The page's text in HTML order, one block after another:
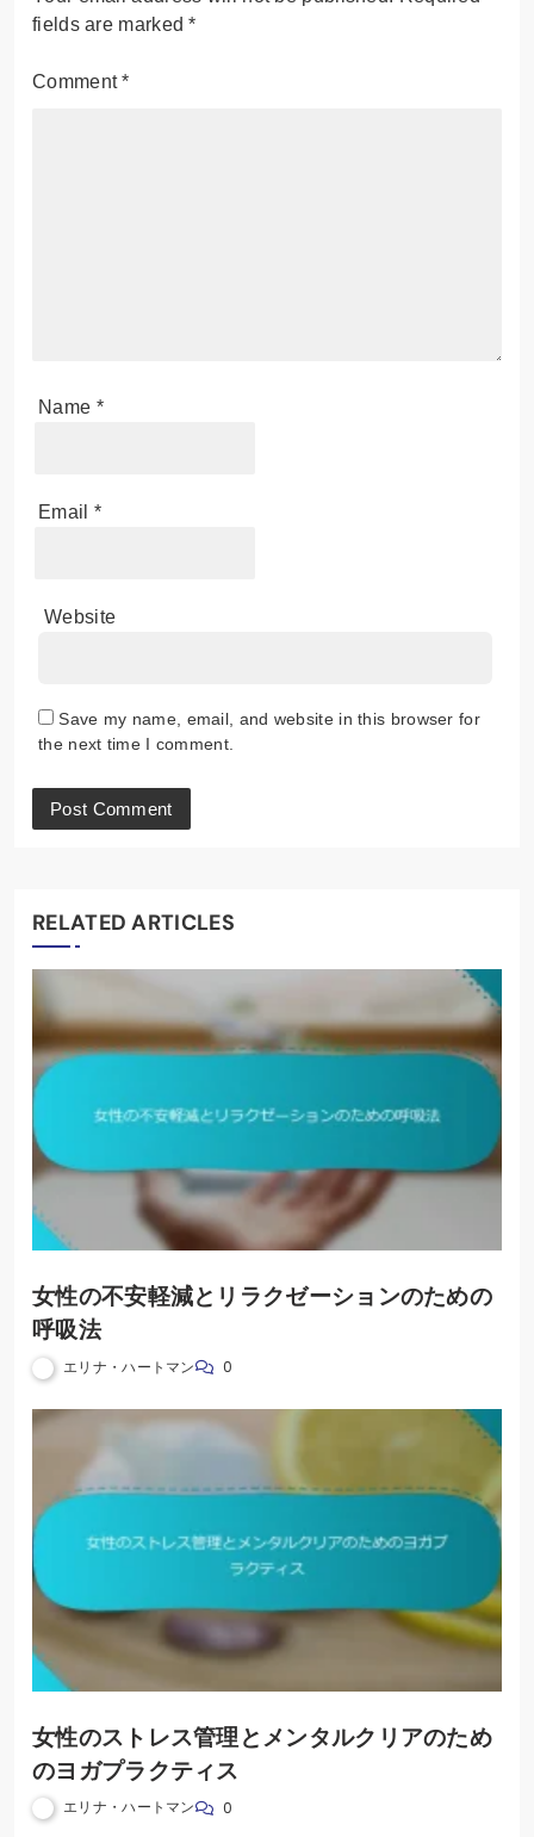
fields are marked*
Comment*
Name *
Email *
Website
Save my name, email, and website in this browser for
the next time I comment.
RELATED ARTICLES
女性の不安軽減とリラクゼーションのための
呼吸法
エリナ・ハートマン 0
女性のストレス管理とメンタルクリアのため
のヨガプラクティス
エリナ・ハートマン 0